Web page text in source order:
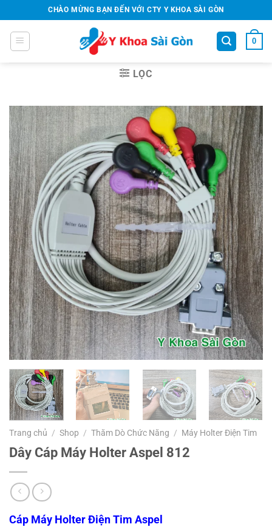
qua
nội
dung
CHÀO MỪNG BẠN ĐẾN VỚI CTY Y KHOA SÀI GÒN
0
LỌC
Trang chủ / Shop / Thăm Dò Chức Năng / Máy Holter Điện Tim
Dây Cáp Máy Holter Aspel 812
Cáp Máy Holter Điện Tim Aspel